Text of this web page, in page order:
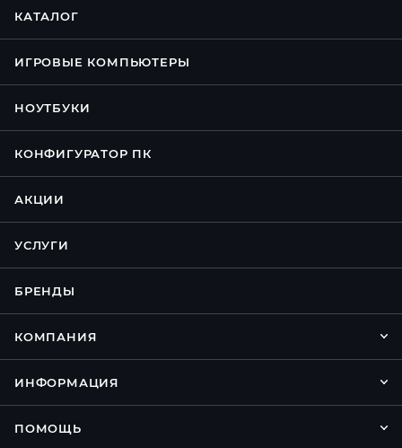
КАТАЛОГ
ИГРОВЫЕ КОМПЬЮТЕРЫ
НОУТБУКИ
КОНФИГУРАТОР ПК
АКЦИИ
УСЛУГИ
БРЕНДЫ
КОМПАНИЯ
ИНФОРМАЦИЯ
ПОМОЩЬ